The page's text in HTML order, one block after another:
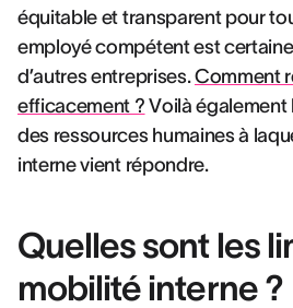
équitable et transparent pour
employé compétent est
d’autres entreprises.Comment
efficacement ? Voilà également
des ressources humaines à
interne vient répondre.
Quelles sont les
mobilité interne ?